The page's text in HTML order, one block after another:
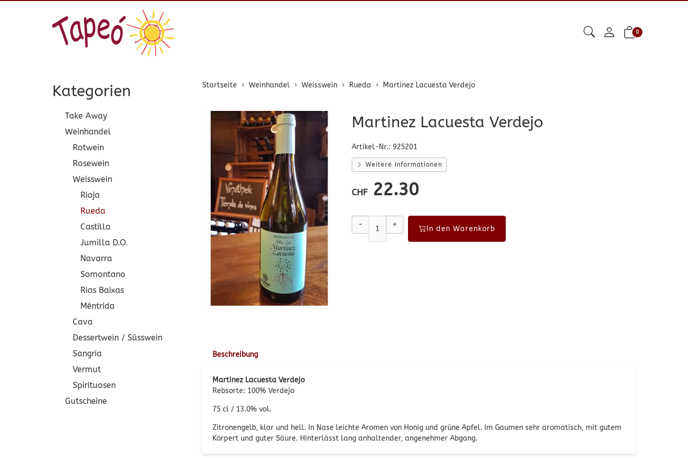
0
Startseite Weinhandel Weisswein Rueda Martinez Lacuesta Verdejo
Martinez Lacuesta Verdejo
Artikel-Nr.: 925201
Weitere Informationen
CHF 22.30
- + In den Warenkorb
Beschreibung
Martinez Lacuesta Verdejo
Rebsorte: 100% Verdejo
75 cl / 13.0% vol.
Zitronengelb, klar und hell. In Nase leichte Aromen von Honig und grüne Apfel. Im Gaumen sehr aromatisch, mit gutem
Körpert und guter Säure. Hinterlässt lang anhaltender, angenehmer Abgang.
Kategorien
Take Away
Weinhandel
Rotwein
Rosewein
Weisswein
Rioja
Rueda
Castilla
Jumilla D.O.
Navarra
Somontano
Rias Baixas
Méntrida
Cava
Dessertwein / Süsswein
Sangria
Vermut
Spirituosen
Gutscheine